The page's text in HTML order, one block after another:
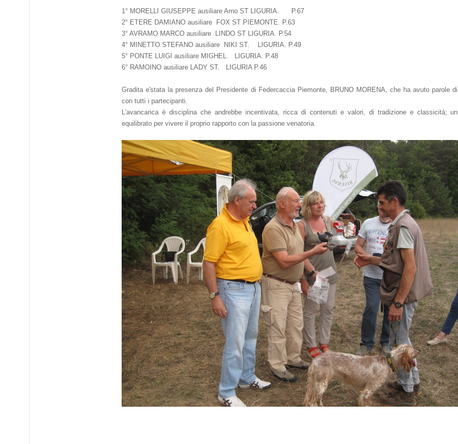
1° MORELLI GIUSEPPE ausiliare Arno ST LIGURIA. P.67
2° ETERE DAMIANO ausiliare FOX ST PIEMONTE. P.63
3° AVRAMO MARCO ausiliare LINDO ST LIGURIA. P.54
4° MI NETTO STEFANO ausiliare NIKI ST. LIGURIA. P.49
5° PONTE LUIGI ausiliare MIGHEL. LIGURIA. P.48
6° RAMOINO ausiliare LADY ST. LIGURIA P.46
Gradita e'stata la presenza del Presidente di Federcaccia Piemonte, BRUNO MORENA, che ha avuto parole
con tutti i partecipanti.
L'avancarica è disciplina che andrebbe incentivata, ricca di contenuti e valori, di tradizione e classicità;
equilibrato per vivere il proprio rapporto con la passione venatoria.